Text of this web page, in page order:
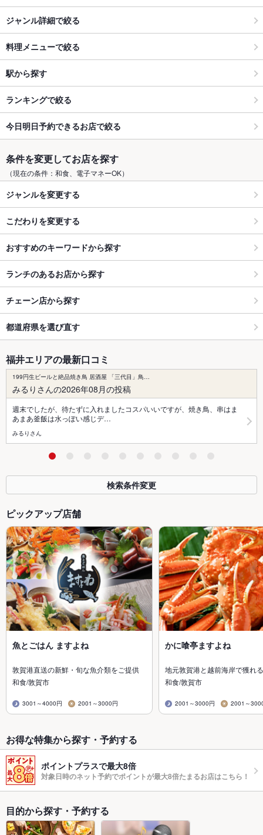
ジャンル詳細で絞る
料理メニューで絞る
駅から探す
ランキングで絞る
今日明日予約できるお店で絞る
条件を変更してお店を探す
（現在の条件：和食、電子マネーOK）
ジャンルを変更する
こだわりを変更する
おすすめのキーワードから探す
ランチのあるお店から探す
チェーン店から探す
都道府県を選び直す
福井エリアの最新口コミ
199円生ビールと絶品焼き鳥 居酒屋 「三代目」鳥…
みるりさんの2026年08月の投稿
週末でしたが、待たずに入れましたコスパいいですが、焼き鳥、串はま
あまあ釜飯は水っぽい感じデ…
みるりさん
検索条件変更
ピックアップ店舗
魚とごはん ますよね
敦賀港直送の新鮮・旬な魚介類をご提供
和食/敦賀市
3001～4000円 2001～3000円
かに喰亭ますよね
地元敦賀港と越前海岸で獲れ
和食/敦賀市
2001～3000円 2001～
お得な特集から探す・予約する
ポイントプラスで最大8倍
対象日時のネット予約でポイントが最大8倍たまるお店はこちら！
目的から探す・予約する